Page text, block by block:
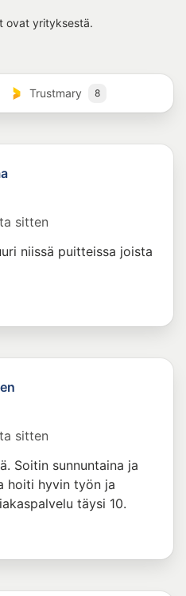
ovat yrityksestä.
Trustmary 8
sitten
niissä puitteissa joista
sitten
Soitin sunnuntaina ja
hoiti hyvin työn ja
täysi 10.